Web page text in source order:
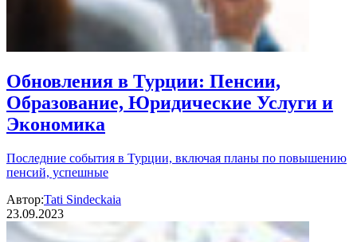
Обновления в Турции: Пенсии,
Образование, Юридические Услуги и
Экономика
Последние события в Турции, включая планы по повышению
пенсий, успешные
Автор:Tati Sindeckaia
23.09.2023